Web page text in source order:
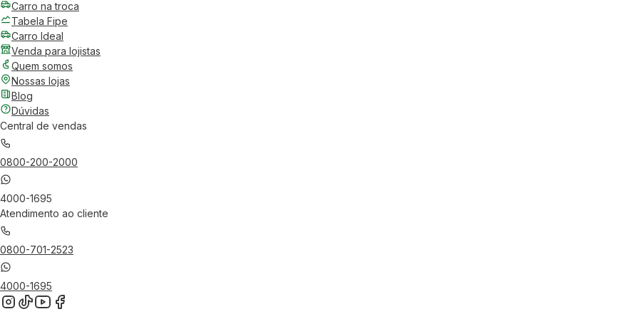
Carro na troca
Tabela Fipe
Carro Ideal
Venda para lojistas
Quem somos
Nossas lojas
Blog
Dúvidas
Central de vendas
0800-200-2000
4000-1695
Atendimento ao cliente
0800-701-2523
4000-1695